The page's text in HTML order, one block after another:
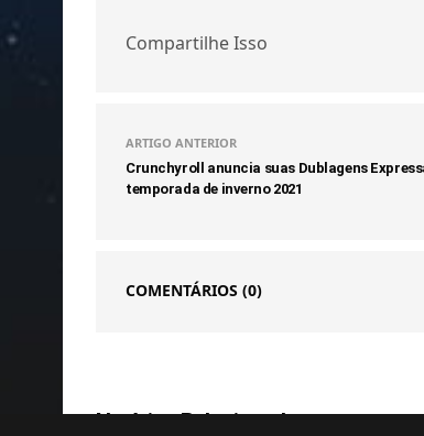
Compartilhe Isso
ARTIGO ANTERIOR
Crunchyroll anuncia suas Dublagens
temporada de inverno 2021
COMENTÁRIOS (0)
Notícias Relacionadas